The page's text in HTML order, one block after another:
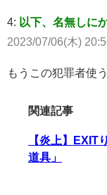
4: 以下、名無しに
2023/07/06(木)
もうこの犯罪者使
関連記事
【炎上】EXIT
道具」